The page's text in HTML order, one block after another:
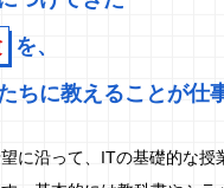
を、
ちに教えることが仕
に沿って、ITの基礎的な授